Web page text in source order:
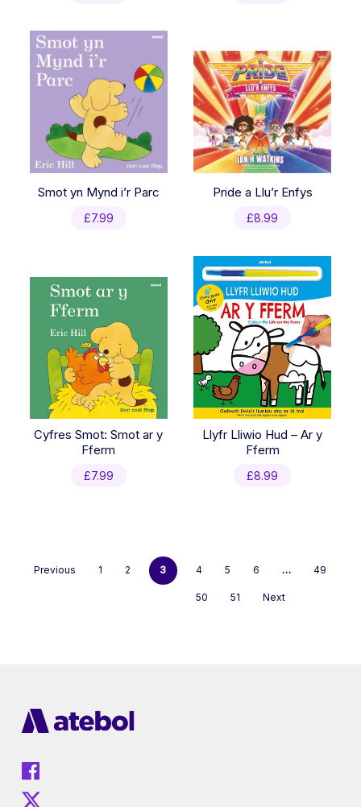
Smot yn Mynd i’r Parc
£7.99
Pride a Llu’r Enfys
£8.99
Cyfres Smot: Smot ar y
Fferm
£7.99
Llyfr Lliwio Hud – Ar y
Fferm
£8.99
Previous 1 2 3 4 5 6 … 49
50 51 Next